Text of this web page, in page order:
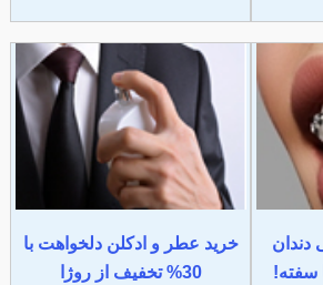
دندان
سفته!
خرید عطر و ادکلن دلخواهت با
30% تخفیف از روژا